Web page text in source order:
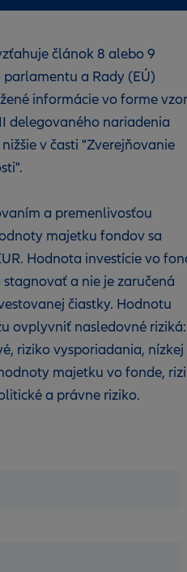
článok 8 alebo 9
a Rady (EÚ)
informácie vo forme
delegovaného nariadenia
v časti "Zverejňovanie
a premenlivosťou
majetku fondov sa
Hodnota investície vo
a nie je zaručená
čiastky. Hodnotu
ovplyvniť nasledovné riziká:
riziko vysporiadania, nízkej
majetku vo fonde,
a právne riziko.